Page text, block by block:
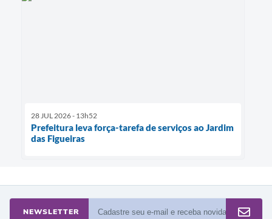
28 JUL 2026 - 13h52
Prefeitura leva força-tarefa de serviços ao Jardim
das Figueiras
NEWSLETTER